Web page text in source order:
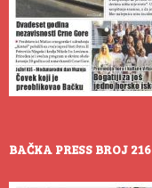
BAČKA PRESS BROJ 216